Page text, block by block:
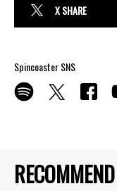
RECOMMEND
X SHARE
Spincoaster SNS